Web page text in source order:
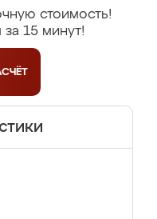
стоимость!
15 минут!